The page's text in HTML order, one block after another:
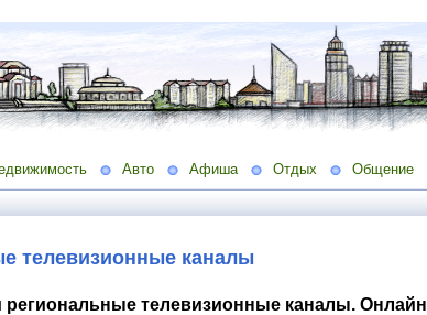
Авто Афиша Отдых Общение
телевизионные каналы
телевизионные каналы. Онлайн